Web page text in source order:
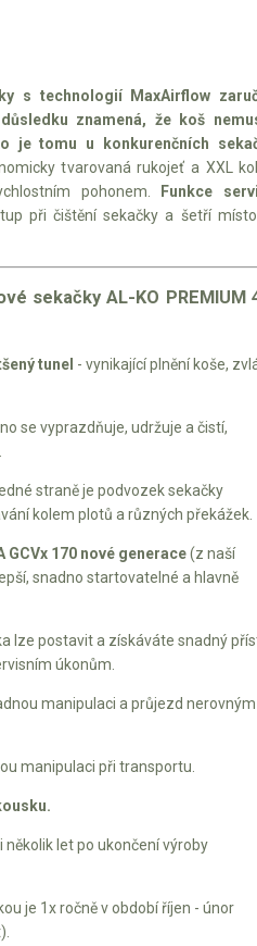
pily
s technologií MaxAirflow
znamená, že koš
je tomu u konkurenčních
tvarovaná rukojeť a XXL
pohonem.
Funkce
při čištění sekačky a šetří
sekačky AL-KO PREMIUM
tunel - vynikající plnění koše,
se vyprazdňuje, udržuje a čistí,
straně je podvozek sekačky
kolem plotů a různých překážek.
170 nové generace(z naší
snadno startovatelné a hlavně
lze postavit a získáváte snadný
úkonům.
manipulaci a průjezd nerovným
manipulaci při transportu.
i několik let po ukončení výroby
je 1x ročně v období říjen - únor